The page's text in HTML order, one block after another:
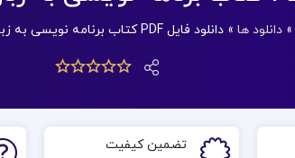
»دانلود ها »دانلود فایل PDF کتاب برنامه نویسی به زبان جاوا جعفر نژاد قمی
تضمین کیفیت